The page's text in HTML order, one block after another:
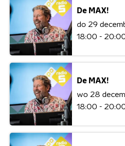
De MAX!
do 29
18:00 -
De MAX!
wo 28
18:00 -